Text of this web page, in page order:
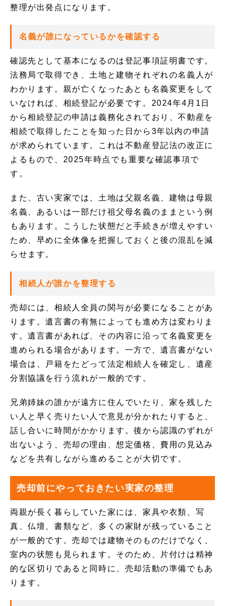
整理が出発点になります。
名義が誰になっているかを確認する
確認先として基本になるのは登記事項証明書です。
法務局で取得でき、土地と建物それぞれの名義人が
わかります。親が亡くなったあとも名義変更をして
いなければ、相続登記が必要です。2024年4月1日
から相続登記の申請は義務化されており、不動産を
相続で取得したことを知った日から3年以内の申請
が求められています。これは不動産登記法の改正に
よるもので、2025年時点でも重要な確認事項で
す。
また、古い実家では、土地は父親名義、建物は母親
名義、あるいは一部だけ祖父母名義のままという例
もあります。こうした状態だと手続きが増えやすい
ため、早めに全体像を把握しておくと後の混乱を減
らせます。
相続人が誰かを整理する
売却には、相続人全員の関与が必要になることがあ
ります。遺言書の有無によっても進め方は変わりま
す。遺言書があれば、その内容に沿って名義変更を
進められる場合があります。一方で、遺言書がない
場合は、戸籍をたどって法定相続人を確定し、遺産
分割協議を行う流れが一般的です。
兄弟姉妹の誰かが遠方に住んでいたり、家を残した
い人と早く売りたい人で意見が分かれたりすると、
話し合いに時間がかかります。後から認識のずれが
出ないよう、売却の理由、想定価格、費用の見込み
などを共有しながら進めることが大切です。
売却前にやっておきたい実家の整理
両親が長く暮らしていた家には、家具や衣類、写
真、仏壇、書類など、多くの家財が残っていること
が一般的です。売却では建物そのものだけでなく、
室内の状態も見られます。そのため、片付けは精神
的な区切りであると同時に、売却活動の準備でもあ
ります。